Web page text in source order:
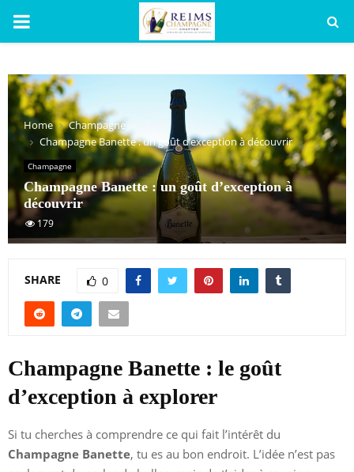
PRIMARY
Home
Champagne
Champagne Banette : un goût d’exception à découvrir
Champagne
Champagne Banette : un goût d’exception à
découvrir
179
SHARE 0
Champagne Banette : le goût
d’exception à explorer
Si tu cherches à comprendre ce qui fait l’intérêt du
Champagne Banette, tu es au bon endroit. L’idée n’est pas